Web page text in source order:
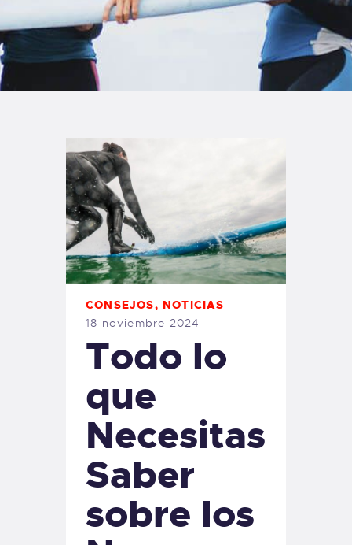
TIENDA FAMILY SURFERS
WEBCAM SALINAS
PEDIDOS
CONSEJOS, NOTICIAS
18 noviembre 2024
Todo lo
que
Necesitas
Saber
sobre los